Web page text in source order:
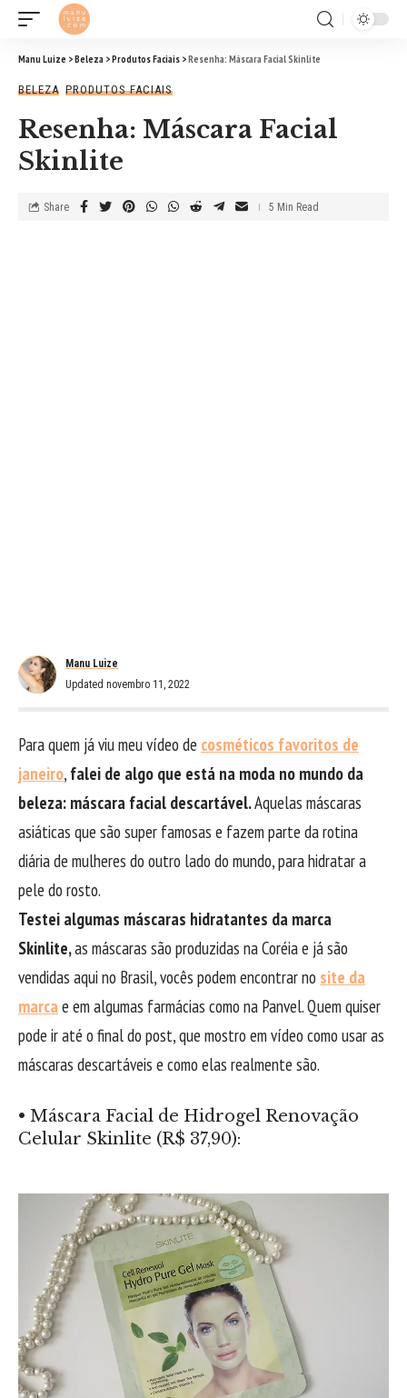
Manu Luize >Beleza >Produtos Faciais >Resenha: Máscara Facial Skinlite
BELEZA PRODUTOS FACIAIS
Resenha: Máscara Facial
Skinlite
Manu Luize
Updated novembro 11, 2022
Share 5 Min Read
Para quem já viu meu vídeo de cosméticos favoritos de
janeiro, falei de algo que está na moda no mundo da
beleza: máscara facial descartável.Aquelas máscaras
asiáticas que são super famosas e fazem parte da rotina
diária de mulheres do outro lado do mundo, para hidratar a
pele do rosto.
Testei algumas máscaras hidratantes da marca
Skinlite,as máscaras são produzidas na Coréia e já são
vendidas aqui no Brasil, vocês podem encontrar no site da
marcae em algumas farmácias como na Panvel. Quem quiser
pode ir até o final do post, que mostro em vídeo como usar as
máscaras descartáveis e como elas realmente são.
• Máscara Facial de Hidrogel Renovação
Celular Skinlite (R$ 37,90):